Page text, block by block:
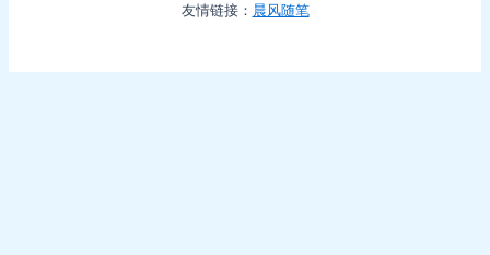
友情链接： 晨风随笔